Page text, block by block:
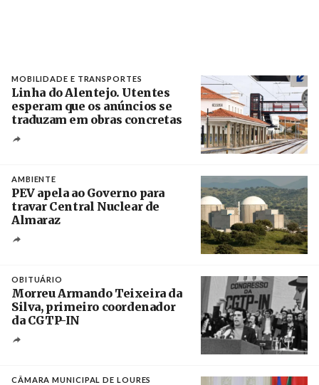
MOBILIDADE E TRANSPORTES
Linha do Alentejo. Utentes
esperam que os anúncios se
traduzam em obras concretas
AMBIENTE
PEV apela ao Governo para
travar Central Nuclear de
Almaraz
OBITUÁRIO
Morreu Armando Teixeira da
Silva, primeiro coordenador
da CGTP-IN
CÂMARA MUNICIPAL DE LOURES